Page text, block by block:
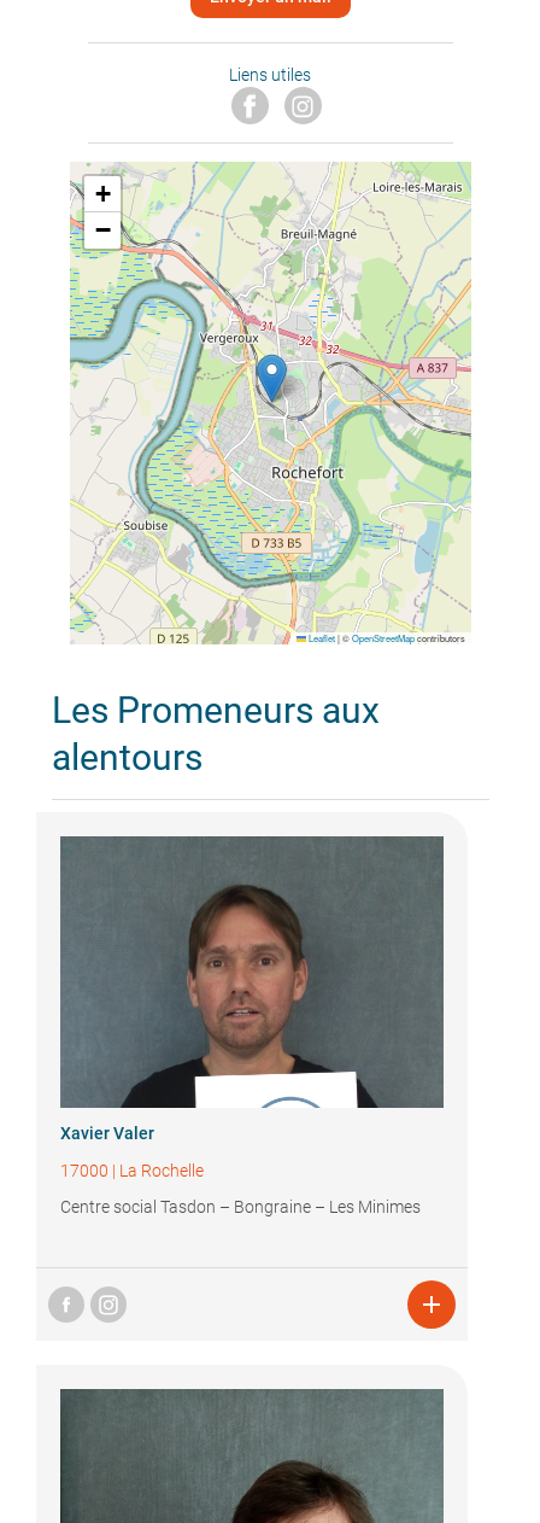
Liens utiles
+
−
Leaflet |©OpenStreetMapcontributors
Les Promeneurs aux
alentours
Xavier Valer
17000 | La Rochelle
Centre social Tasdon – Bongraine – Les Minimes
